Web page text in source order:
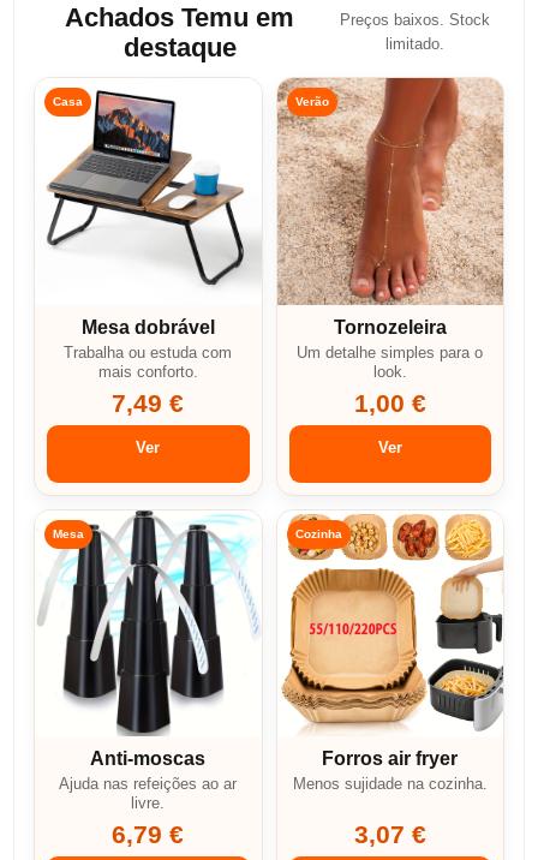
Achados Temu em
destaque
Preços baixos. Stock
limitado.
Casa
Mesa dobrável
Trabalha ou estuda com
mais conforto.
7,49 €
Ver
Verão
Tornozeleira
Um detalhe simples para o
look.
1,00 €
Ver
Mesa
Anti-moscas
Ajuda nas refeições ao ar
livre.
6,79 €
Cozinha
Forros air fryer
Menos sujidade na cozinha.
3,07 €